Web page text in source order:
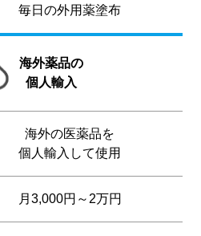
毎日の外用薬塗布
海外薬品の
個人輸入
海外の医薬品を
個人輸入して使用
月3,000円～2万円